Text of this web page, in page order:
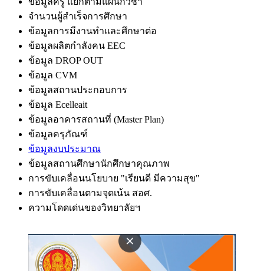
จำนวนผู้สำเร็จการศึกษา
ข้อมูลการมีงานทำและศึกษาต่อ
ข้อมูลผลิตกำลังคน EEC
ข้อมูล DROP OUT
ข้อมูล CVM
ข้อมูลสถานประกอบการ
ข้อมูล Ecelleait
ข้อมูลอาคารสถานที่ (Master Plan)
ข้อมูลครุภัณฑ์
ข้อมูลงบประมาณ
ข้อมูลสถานศึกษานักศึกษาคุณภาพ
การขับเคลื่อนนโยบาย "เรียนดี มีความสุข"
การขับเคลื่อนตามจุดเน้น สอศ.
ความโดดเด่นของวิทยาลัยฯ